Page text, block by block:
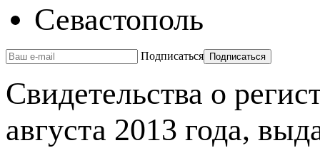
Севастополь
Подписаться
Свидетельства о
августа 2013 года,